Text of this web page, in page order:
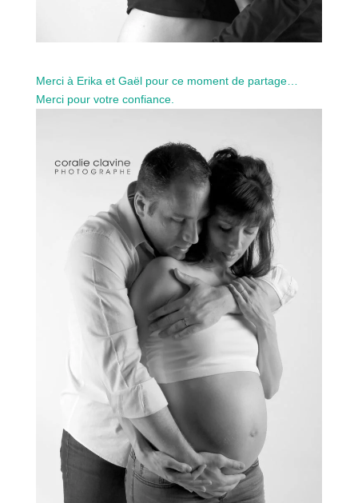
Merci à Erika et Gaël pour ce moment de partage…
Merci pour votre confiance.